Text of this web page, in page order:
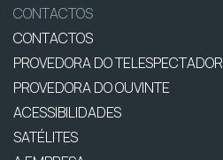
CONTACTOS
CONTACTOS
PROVEDORA DO TELESPECTADOR
PROVEDORA DO OUVINTE
ACESSIBILIDADES
SATÉLITES